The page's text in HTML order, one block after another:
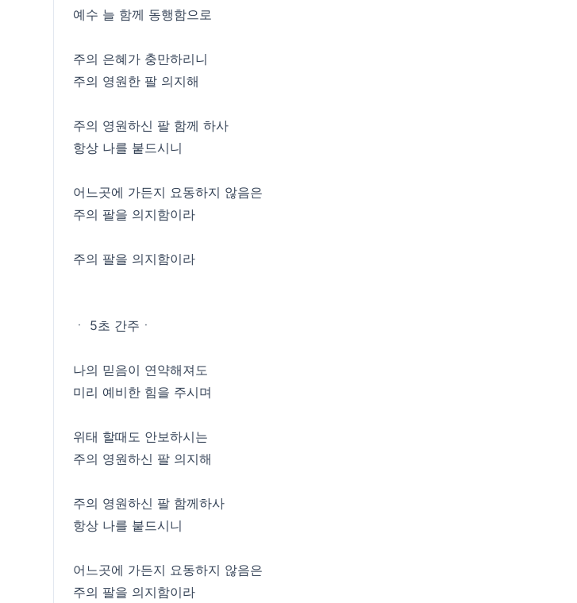
예수 늘 함께 동행함으로
주의 은혜가 충만하리니
주의 영원한 팔 의지해
주의 영원하신 팔 함께 하사
항상 나를 붙드시니
어느곳에 가든지 요동하지 않음은
주의 팔을 의지함이라
주의 팔을 의지함이라
ㆍ 5초 간주ㆍ
나의 믿음이 연약해져도
미리 예비한 힘을 주시며
위태 할때도 안보하시는
주의 영원하신 팔 의지해
주의 영원하신 팔 함께하사
항상 나를 붙드시니
어느곳에 가든지 요동하지 않음은
주의 팔을 의지함이라